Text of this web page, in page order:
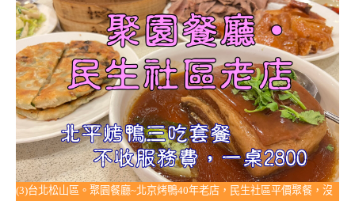
(3)台北松山區。聚園餐廳~北京烤鴨40年老店，民生社區平價聚餐，沒